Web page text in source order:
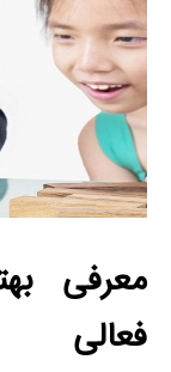
معرفی
فعالی